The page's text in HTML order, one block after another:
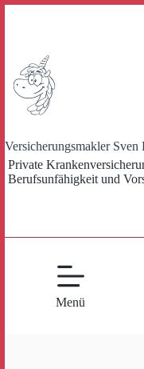
Versicherungsmakler Sven
Private
Berufsunfähigkeit und
Menü